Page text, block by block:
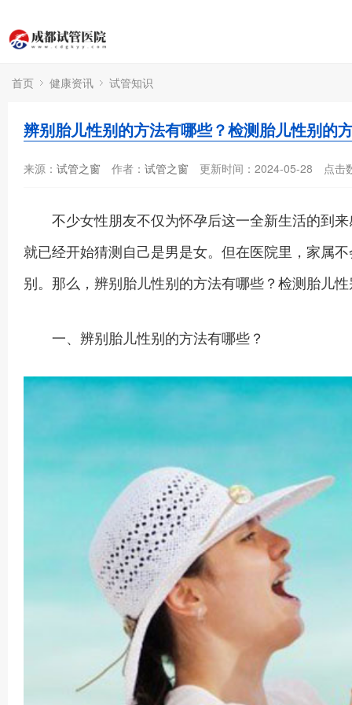
首页 健康资讯 试管知识
辨别胎儿性别的方法有哪些？检测胎儿性别的
来源： 试管之窗 作者： 试管之窗 更新时间：2024-05-28 点击
不少女性朋友不仅为怀孕后这一全新生活的到来
就已经开始猜测自己是男是女。但在医院里，家属
别。那么，辨别胎儿性别的方法有哪些？检测胎儿
一、辨别胎儿性别的方法有哪些？